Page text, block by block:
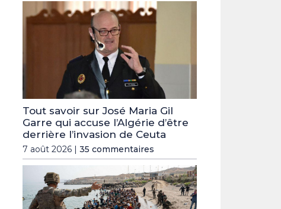
Tout savoir sur José Maria Gil
Garre qui accuse l’Algérie d’être
derrière l’invasion de Ceuta
7 août 2026 | 35 commentaires